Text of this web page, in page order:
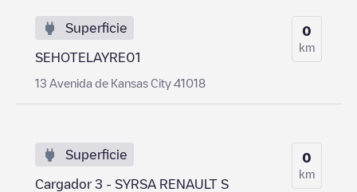
Superficie
SEHOTELAYRE01
13 Avenida de Kansas City 41018
0
km
Superficie
Cargador 3 - SYRSA RENAULT S
0
km